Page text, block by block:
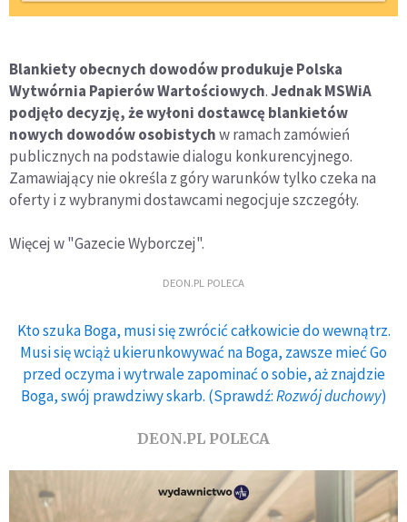
Blankiety obecnych dowodów produkuje Polska
Wytwórnia Papierów Wartościowych.Jednak MSWiA
podjęło decyzję, że wyłoni dostawcę blankietów
nowych dowodów osobistychw ramach zamówień
publicznych na podstawie dialogu konkurencyjnego.
Zamawiający nie określa z góry warunków tylko czeka na
oferty i z wybranymi dostawcami negocjuje szczegóły.
Więcej w "Gazecie Wyborczej".
DEON.PL POLECA
Kto szuka Boga, musi się zwrócić całkowicie do wewnątrz.
Musi się wciąż ukierunkowywać na Boga, zawsze mieć Go
przed oczyma i wytrwale zapominać o sobie, aż znajdzie
Boga, swój prawdziwy skarb. (Sprawdź:Rozwój duchowy)
DEON.PL POLECA